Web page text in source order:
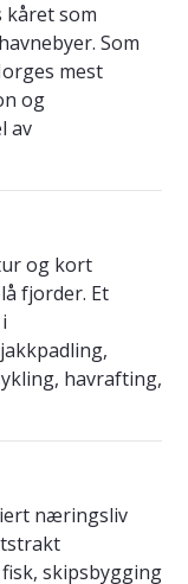
kåret som
Som
mest
og
av
og kort
fjorder. Et
havrafting,
næringsliv
skipsbygging